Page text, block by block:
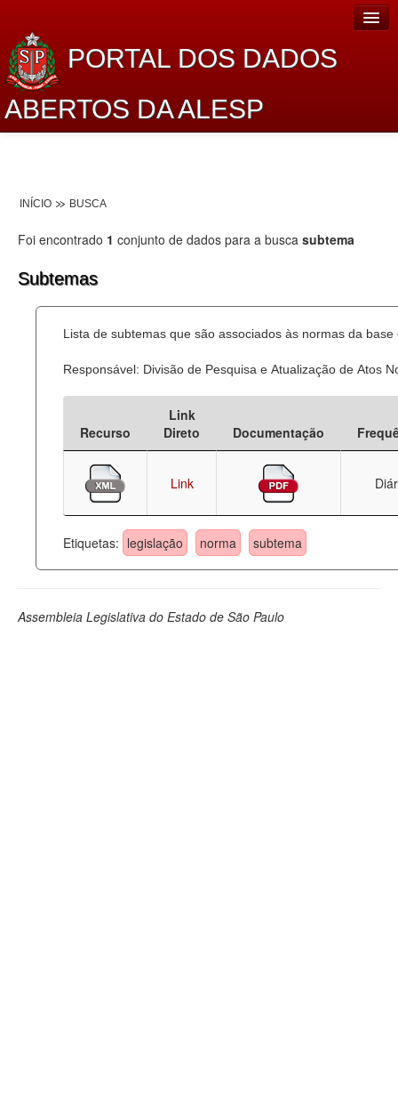
PORTAL DOS DADOS
ABERTOS DA ALESP
Lei de Acesso à Informação
Dados Governamentais Abertos
Processo Legislativo
Deputados Estaduais
Administração
Legislação
Perguntas frequentes
INÍCIO BUSCA
Foi encontrado 1 conjunto de dados para a busca subtema
Subtemas
Lista de subtemas que são associados às normas da
Responsável: Divisão de Pesquisa e Atualização de Atos
Recurso
Link
Direto
Documentação
Link
Etiquetas: legislação norma subtema
Assembleia Legislativa do Estado de São Paulo